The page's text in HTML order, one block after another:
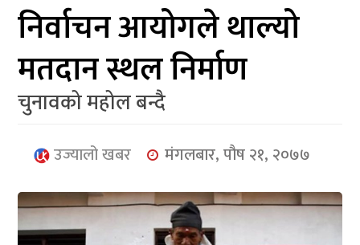
आर्थिक
मनोरञ्जन
खेलकुद
अन्तर्राष्ट्रिय/
युनिकोड
निर्वाचन आयोगले थाल्यो
मतदान स्थल निर्माण
चुनावको महोल बन्दै
उज्यालो खबर मंगलबार, पौष २१, २०७७